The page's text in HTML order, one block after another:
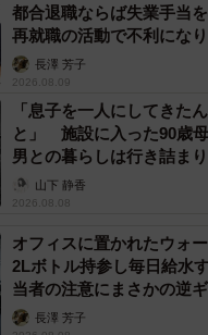
苦情と実害の発生がき
廃墟は火災や犯罪の温床
不審な車両や若者の騒ぎ
敷市にあるホテル跡地で
われ、2年間で30人が摘
を「犯罪が起きやすい
を塞いで摘発すること
い訳は、もはや通用し
都合退職ならば失業手当
再就職の活動で不利にな
アカウンセラーが解説】
長澤 芳子
2026.08.09
「息子を一人にしてきた
と」 施設に入った90歳
男との暮らしは行き詰ま
から】山下 静香
2026.08.08
オフィスに置かれたウォ
2Lボトル持参し毎日給水
当者の注意にまさかの逆
説】長澤 芳子